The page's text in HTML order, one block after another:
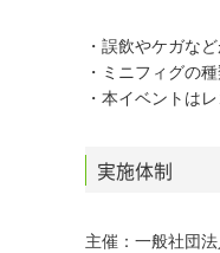
・誤飲やケガな
・ミニフィグの
・本イベントは
実施体制
主催：一般社団